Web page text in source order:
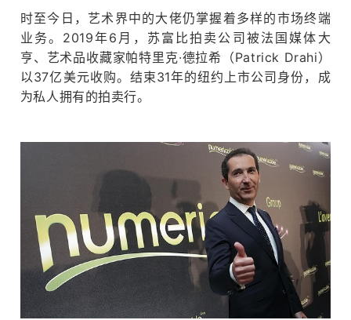
时至今日，艺术界中的大佬仍掌握着多样的市场终端
业务。 2019年6月，苏富比拍卖公司被法国媒体大
亨、艺术品收藏家帕特里克·德拉希（Patrick Drahi）
以37亿美元收购。 结束31年的纽约上市公司身份，成
为私人拥有的拍卖行。